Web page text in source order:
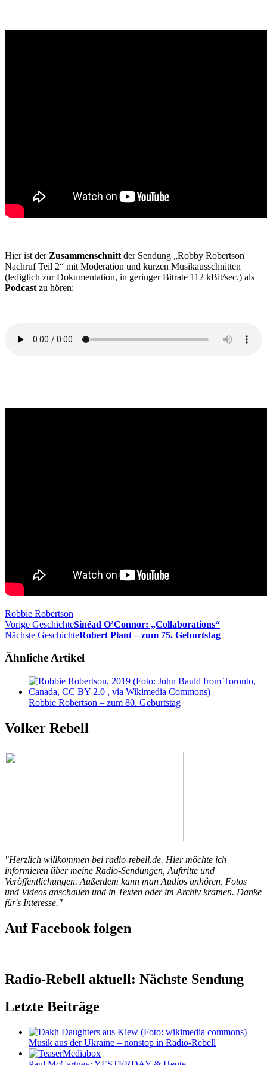
Hier ist der Zusammenschnitt der Sendung „Robby Robertson
Nachruf Teil 2“ mit Moderation und kurzen Musikausschnitten
(lediglich zur Dokumentation, in geringer Bitrate 112 kBit/sec.) als
Podcast zu hören:
Robbie Robertson
Vorige GeschichteSinéad O’Connor: „Collaborations“
Nächste GeschichteRobert Plant – zum 75. Geburtstag
Ähnliche Artikel
Robbie Robertson – zum 80. Geburtstag
Volker Rebell
"Herzlich willkommen bei radio-rebell.de. Hier möchte ich
informieren über meine Radio-Sendungen, Auftritte und
Veröffentlichungen. Außerdem kann man Audios anhören, Fotos
und Videos anschauen und in Texten oder im Archiv kramen. Danke
für's Interesse."
Auf Facebook folgen
Radio-Rebell aktuell: Nächste Sendung
Letzte Beiträge
Musik aus der Ukraine – nonstop in Radio-Rebell